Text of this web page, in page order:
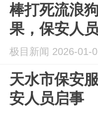
棒打死流浪
果，保安人
致流浪犬死
极目新闻 2026-01-
天水市保安
安人员启事